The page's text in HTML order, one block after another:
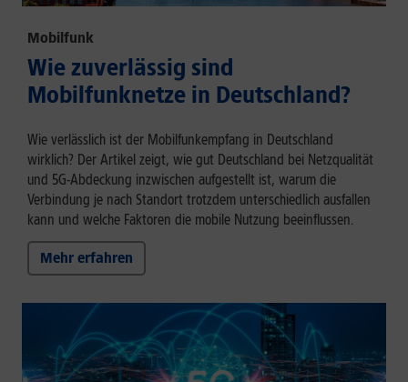
Mobilfunk
Wie zuverlässig sind
Mobilfunknetze in Deutschland?
Wie verlässlich ist der Mobilfunkempfang in Deutschland
wirklich? Der Artikel zeigt, wie gut Deutschland bei Netzqualität
und 5G-Abdeckung inzwischen aufgestellt ist, warum die
Verbindung je nach Standort trotzdem unterschiedlich ausfallen
kann und welche Faktoren die mobile Nutzung beeinflussen.
Mehr erfahren